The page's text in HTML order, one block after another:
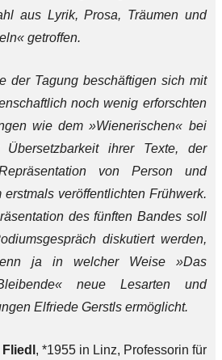
aus Lyrik, Prosa, Träumen und
getroffen.
der Tagung beschäftigen sich mit
noch wenig erforschten
wie dem »Wienerischen« bei
Übersetzbarkeit ihrer Texte, der
von Person und
erstmals veröffentlichten Frühwerk.
des fünften Bandes soll
diskutiert werden,
ja in welcher Weise »Das
neue Lesarten und
Elfriede Gerstls ermöglicht.
, *1955 in Linz, Professorin für